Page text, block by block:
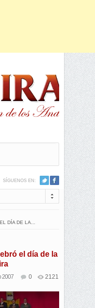
SÍGUENOS EN:
DÍA DE LA...
el día de la
2007 0 2121